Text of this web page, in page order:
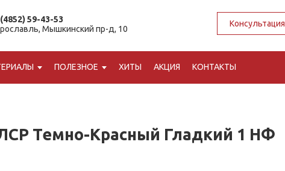
59-43-53
Мышкинский пр-д, 10
Консультация
ПОЛЕЗНОЕ ХИТЫ АКЦИЯ КОНТАКТЫ
Темно-Красный Гладкий 1 НФ